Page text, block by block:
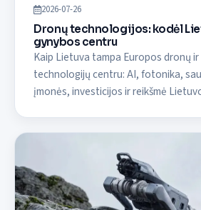
2026-07-26
Dronų technologijos: kodėl
gynybos centru
Kaip Lietuva tampa Europos dronų
technologijų centru: AI, fotonika,
įmonės, investicijos ir reikšmė